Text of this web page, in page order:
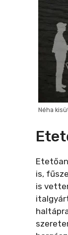
Néha
is,
is